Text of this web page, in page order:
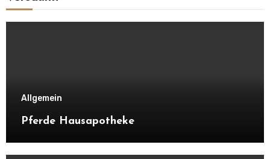
Allgemein
Pferde Hausapotheke